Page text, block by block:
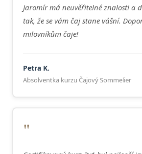
Jaromír má neuvěřitelné znalosti a
tak, že se vám čaj stane vášní.
milovníkům čaje!
Petra K.
Absolventka kurzu Čajový Sommelier
"